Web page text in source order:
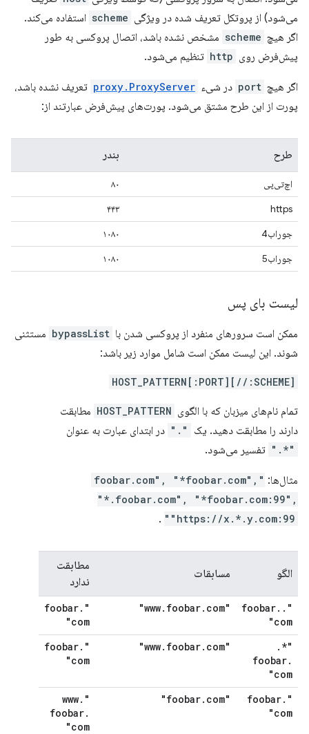
می‌شود) از پروتکل تعریف شده در ویژگی scheme استفاده می‌کند.
اگر هیچ scheme مشخص نشده باشد، اتصال پروکسی به طور
پیش‌فرض روی http تنظیم می‌شود.
اگر هیچ port در شیء proxy.ProxyServer تعریف نشده باشد،
پورت از این طرح مشتق می‌شود. پورت‌های پیش‌فرض عبارتند از:
طرح بندر
اچ‌تی‌پی
۸۰
https
۴۴۳
جوراب4
۱۰۸۰
جوراب5
۱۰۸۰
لیست بای پس
ممکن است سرورهای منفرد از پروکسی شدن با bypassList مستثنی
شوند. این لیست ممکن است شامل موارد زیر باشد:
[SCHEME://]HOST_PATTERN[:PORT]
تمام نام‌های میزبان که با الگوی HOST_PATTERN مطابقت
دارند را مطابقت دهید. یک
"." در ابتدای عبارت به عنوان
"*." تفسیر می‌شود.
مثال‌ها:
"foobar.com", "*foobar.com",
"*.foobar.com", "*foobar.com:99",
"https://x.*.y.com:99"
.
الگو مسابقات
مطابقت
ندارد
"
.
foobar.
com"
"www
. foobar. com"
"foobar
.
com"
"*
.
foobar.
com"
"www
. foobar. com"
"foobar
.
com"
"foobar
.
com"
"foobar
. com"
"www
.
foobar.
com"